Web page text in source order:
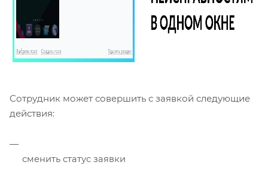
Сотрудник может совершить с заявкой следующие
действия:
сменить статус заявки